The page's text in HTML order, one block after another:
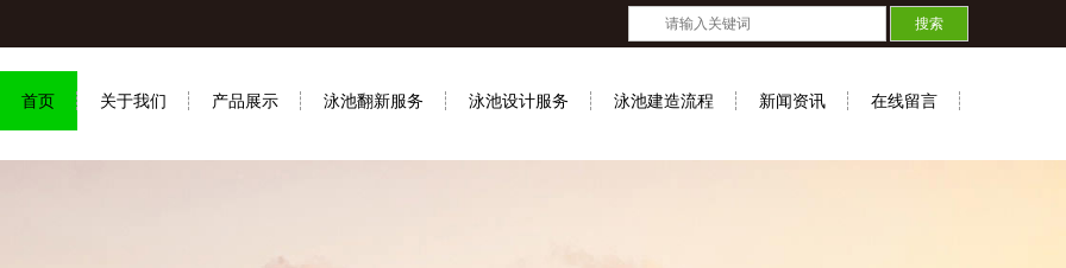
首页 关于我们 产品展示 泳池翻新服务 泳池设计服务 泳池建造流程 新闻资讯 在线留言
联系我们